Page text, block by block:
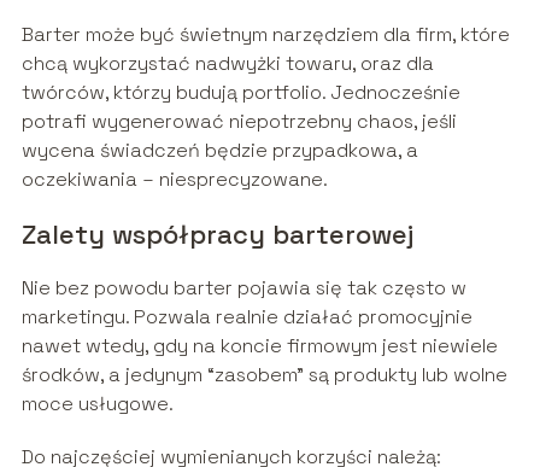
Barter może być świetnym narzędziem dla firm, które
chcą wykorzystać nadwyżki towaru, oraz dla
twórców, którzy budują portfolio. Jednocześnie
potrafi wygenerować niepotrzebny chaos, jeśli
wycena świadczeń będzie przypadkowa, a
oczekiwania – niesprecyzowane.
Zalety współpracy barterowej
Nie bez powodu barter pojawia się tak często w
marketingu. Pozwala realnie działać promocyjnie
nawet wtedy, gdy na koncie firmowym jest niewiele
środków, a jedynym “zasobem” są produkty lub wolne
moce usługowe.
Do najczęściej wymienianych korzyści należą: